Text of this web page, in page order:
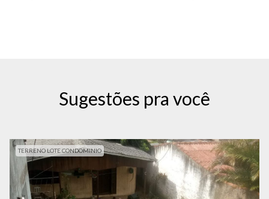
Sugestões pra você
TERRENO LOTE CONDOMINIO